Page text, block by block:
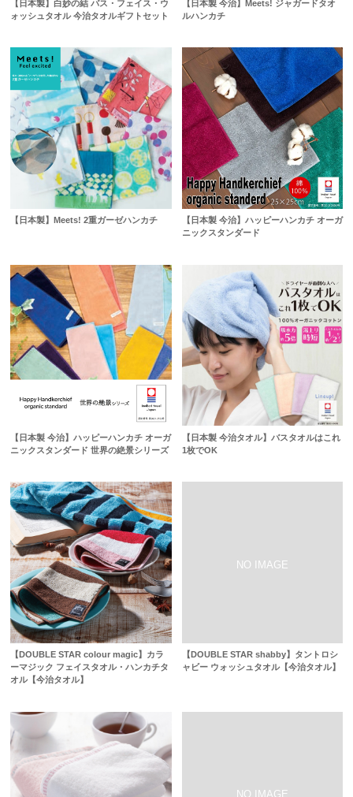
【日本製】白妙の結 バス・フェイス・ウ
ォッシュタオル 今治タオルギフトセット
【日本製 今治】Meets! ジャガードタオ
ルハンカチ
【日本製】Meets! 2重ガーゼハンカチ
【日本製 今治】ハッピーハンカチ オーガ
ニックスタンダード
【日本製 今治】ハッピーハンカチ オーガ
ニックスタンダード 世界の絶景シリーズ
【日本製 今治タオル】バスタオルはこれ
1枚でOK
【DOUBLE STAR colour magic】カラ
ーマジック フェイスタオル・ハンカチタ
オル【今治タオル】
【DOUBLE STAR shabby】タントロシ
ャビー ウォッシュタオル【今治タオル】